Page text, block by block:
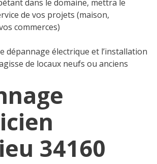
dans le domaine, mettra le
de vos projets (maison,
commerces)
dépannage électrique et l’installation
de locaux neufs ou anciens
34160